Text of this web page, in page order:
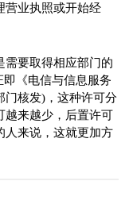
营业执照或开始经
需要取得相应部门的
《电信与信息服务
门核发)，这种许可分
越来越少，后置许可
人来说，这就更加方